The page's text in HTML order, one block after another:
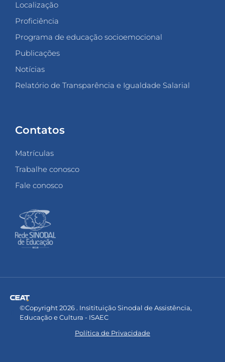
Localização
Proficiência
Programa de educação socioemocional
Publicações
Notícias
Relatório de Transparência e Igualdade Salarial
Contatos
Matrículas
Trabalhe conosco
Fale conosco
©Copyright 2026 . Insitituição Sinodal de Assistência,
Educação e Cultura - ISAEC
Política de Privacidade